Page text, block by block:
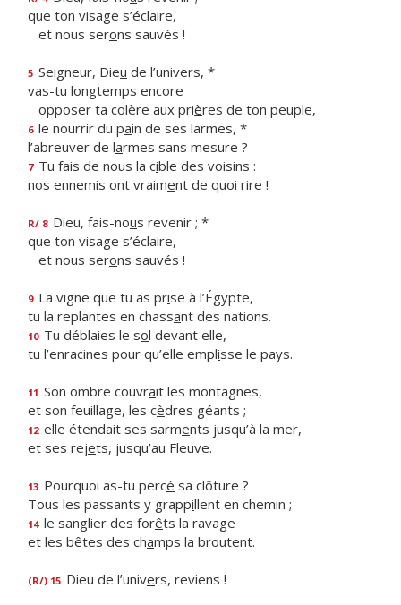
que ton visage s’éclaire,
et nous serons sauvés !
5 Seigneur, Dieu de l’univers, *
vas-tu longtemps encore
opposer ta colère aux prières de ton peuple,
6 le nourrir du pain de ses larmes, *
l’abreuver de larmes sans mesure ?
7 Tu fais de nous la cible des voisins :
nos ennemis ont vraiment de quoi rire !
R/ 8 Dieu, fais-nous revenir ; *
que ton visage s’éclaire,
et nous serons sauvés !
9 La vigne que tu as prise à l’Égypte,
tu la replantes en chassant des nations.
10 Tu déblaies le sol devant elle,
tu l’enracines pour qu’elle emplisse le pays.
11 Son ombre couvrait les montagnes,
et son feuillage, les cèdres géants ;
12 elle étendait ses sarments jusqu’à la mer,
et ses rejets, jusqu’au Fleuve.
13 Pourquoi as-tu percé sa clôture ?
Tous les passants y grappillent en chemin ;
14 le sanglier des forêts la ravage
et les bêtes des champs la broutent.
(R/) 15 Dieu de l’univers, reviens !